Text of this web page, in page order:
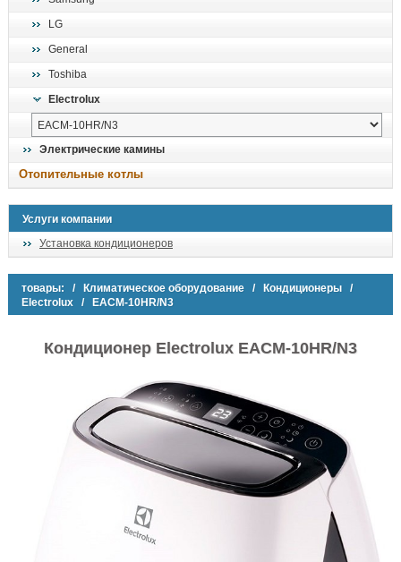
LG
General
Toshiba
Electrolux
Электрические камины
Отопительные котлы
Услуги компании
Установка кондиционеров
товары: / Климатическое оборудование / Кондиционеры /
Electrolux / EACM-10HR/N3
Кондиционер Electrolux EACM-10HR/N3